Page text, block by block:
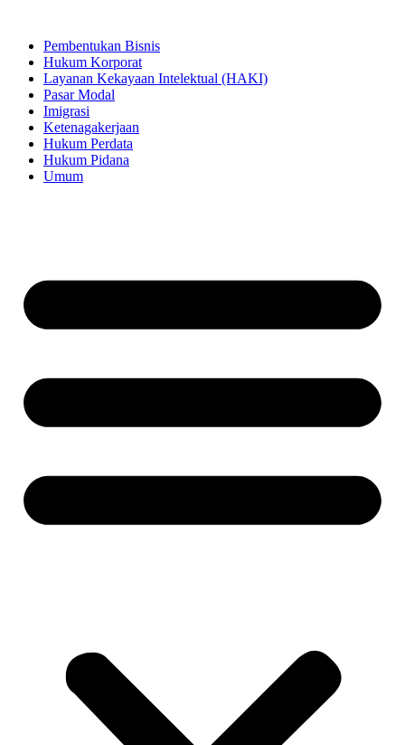
kontenPembentukan Bisnis
Hukum Korporat
Layanan Kekayaan Intelektual (HAKI)
Pasar Modal
Imigrasi
Ketenagakerjaan
Hukum Perdata
Hukum Pidana
Umum